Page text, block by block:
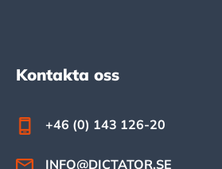
Footer
Kontakta oss
+46 (0) 143 126-20
INFO@DICTATOR.SE